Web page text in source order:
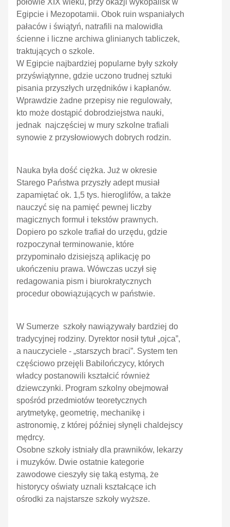
połowie XIX wieku, przy okazji wykopalisk w
Egipcie i Mezopotamii. Obok ruin wspaniałych
pałaców i świątyń, natrafili na malowidła
ścienne i liczne archiwa glinianych tabliczek,
traktujących o szkole.
W Egipcie najbardziej popularne były szkoły
przyświątynne, gdzie uczono trudnej sztuki
pisania przyszłych urzędników i kapłanów.
Wprawdzie żadne przepisy nie regulowały,
kto może dostąpić dobrodziejstwa nauki,
jednak najczęściej w mury szkolne trafiali
synowie z przysłowiowych dobrych rodzin.
Nauka była dość ciężka. Już w okresie
Starego Państwa przyszły adept musiał
zapamiętać ok. 1,5 tys. hieroglifów, a także
nauczyć się na pamięć pewnej liczby
magicznych formuł i tekstów prawnych.
Dopiero po szkole trafiał do urzędu, gdzie
rozpoczynał terminowanie, które
przypominało dzisiejszą aplikację po
ukończeniu prawa. Wówczas uczył się
redagowania pism i biurokratycznych
procedur obowiązujących w państwie.
W Sumerze szkoły nawiązywały bardziej do
tradycyjnej rodziny. Dyrektor nosił tytuł „ojca”,
a nauczyciele - „starszych braci”. System ten
częściowo przejęli Babilończycy, których
władcy postanowili kształcić również
dziewczynki. Program szkolny obejmował
spośród przedmiotów teoretycznych
arytmetykę, geometrię, mechanikę i
astronomię, z której później słynęli chaldejscy
mędrcy.
Osobne szkoły istniały dla prawników, lekarzy
i muzyków. Dwie ostatnie kategorie
zawodowe cieszyły się taką estymą, że
historycy oświaty uznali kształcące ich
ośrodki za najstarsze szkoły wyższe.